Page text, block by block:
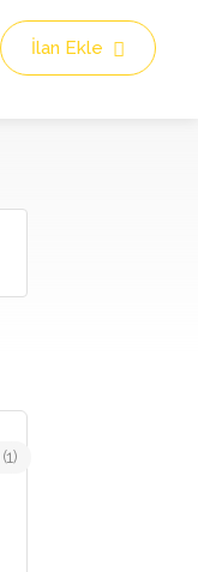
İlan Ekle
(1)